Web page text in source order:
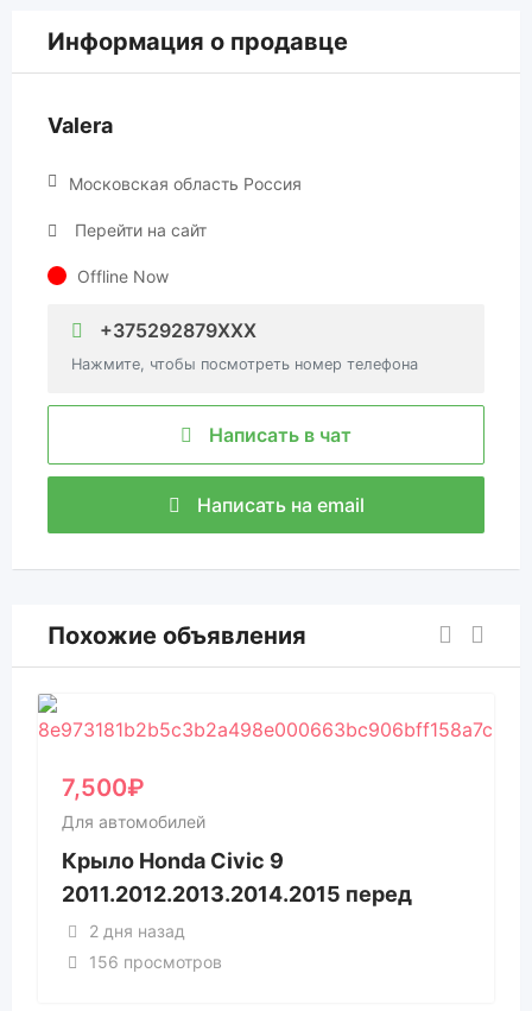
Информация о продавце
Valera
Московская область Россия
Перейти на сайт
Offline Now
+375292879XXX
Нажмите, чтобы посмотреть номер телефона
Написать в чат
Написать на email
Похожие объявления
7,500₽
Для автомобилей
Крыло Honda Civic 9
2011.2012.2013.2014.2015 перед
2 дня назад
156 просмотров